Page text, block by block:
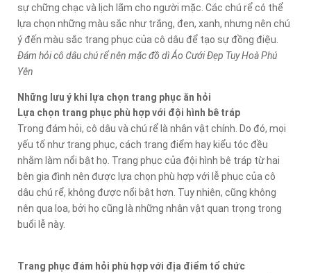
sự chững chạc và lịch lãm cho người mặc. Các chú rể có thể
lựa chọn những màu sắc như trắng, đen, xanh, nhưng nên chú
ý đến màu sắc trang phục của cô dâu để tạo sự đồng điệu.
Đám hỏi cô dâu chú rể nên mặc đồ dì Áo Cưới Đẹp Tuy Hoà Phú
Yên
Những lưu ý khi lựa chọn trang phục ăn hỏi
Lựa chọn trang phục phù hợp với đội hình bê tráp
Trong đám hỏi, cô dâu và chú rể là nhân vật chính. Do đó, mọi
yếu tố như trang phục, cách trang điểm hay kiểu tóc đều
nhằm làm nổi bật họ. Trang phục của đội hình bê tráp từ hai
bên gia đình nên được lựa chọn phù hợp với lễ phục của cô
dâu chú rể, không được nổi bật hơn. Tuy nhiên, cũng không
nên qua loa, bởi họ cũng là những nhân vật quan trọng trong
buổi lễ này.
Trang phục đám hỏi phù hợp với địa điểm tổ chức